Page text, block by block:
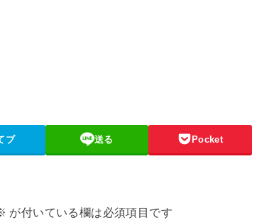
ブ 送る Pocket
が付いている欄は必須項目です